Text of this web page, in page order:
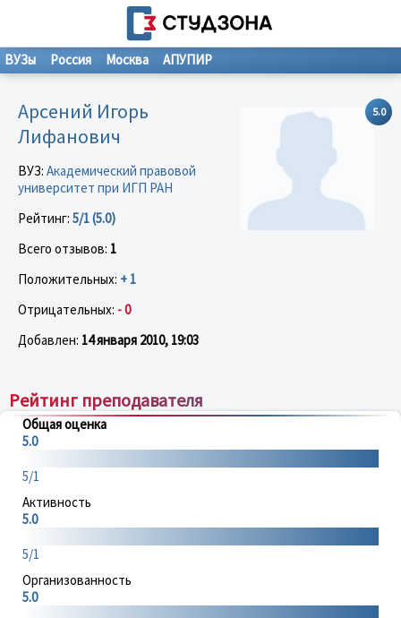
ВУЗы Россия Москва АПУПИР
5.0
Арсений Игорь
Лифанович
ВУЗ: Академический правовой
университет при ИГП РАН
Рейтинг: 5/1 (5.0)
Всего отзывов: 1
Положительных: + 1
Отрицательных: - 0
Добавлен: 14 января 2010, 19:03
Рейтинг преподавателя
Общая оценка
5.0
5/1
Активность
5.0
5/1
Организованность
5.0